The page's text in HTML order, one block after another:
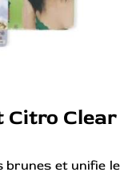
Citro Clear
brunes et unifie le